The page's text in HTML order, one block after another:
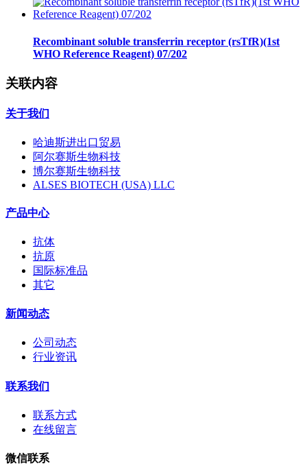
Recombinant soluble transferrin receptor (rsTfR)(1st
WHO Reference Reagent) 07/202
关联内容
关于我们
哈迪斯进出口贸易
阿尔赛斯生物科技
博尔赛斯生物科技
ALSES BIOTECH (USA) LLC
产品中心
抗体
抗原
国际标准品
其它
新闻动态
公司动态
行业资讯
联系我们
联系方式
在线留言
微信联系